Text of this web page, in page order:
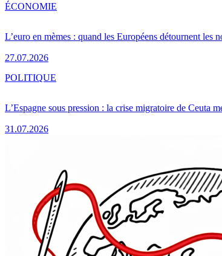
L’euro en mèmes : quand les Européens détournent les
27.07.2026
ÉCONOMIE
L’Espagne sous pression : la crise migratoire de Ceuta
31.07.2026
POLITIQUE